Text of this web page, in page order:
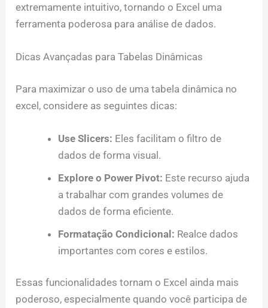
extremamente intuitivo, tornando o Excel uma
ferramenta poderosa para análise de dados.
Dicas Avançadas para Tabelas Dinâmicas
Para maximizar o uso de uma tabela dinâmica no
excel, considere as seguintes dicas:
Use Slicers: Eles facilitam o filtro de
dados de forma visual.
Explore o Power Pivot: Este recurso ajuda
a trabalhar com grandes volumes de
dados de forma eficiente.
Formatação Condicional: Realce dados
importantes com cores e estilos.
Essas funcionalidades tornam o Excel ainda mais
poderoso, especialmente quando você participa de